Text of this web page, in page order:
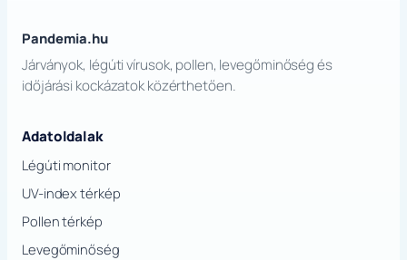
Pandemia.hu
Járványok, légúti vírusok, pollen, levegőminőség és
időjárási kockázatok közérthetően.
Adatoldalak
Légúti monitor
UV-index térkép
Pollen térkép
Levegőminőség